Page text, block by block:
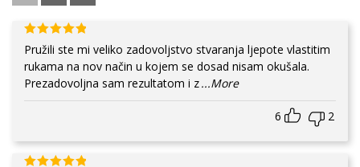
Pružili ste mi veliko zadovoljstvo stvaranja ljepote vlastitim
rukama na nov način u kojem se dosad nisam okušala.
Prezadovoljna sam rezultatom i z...More
6 2